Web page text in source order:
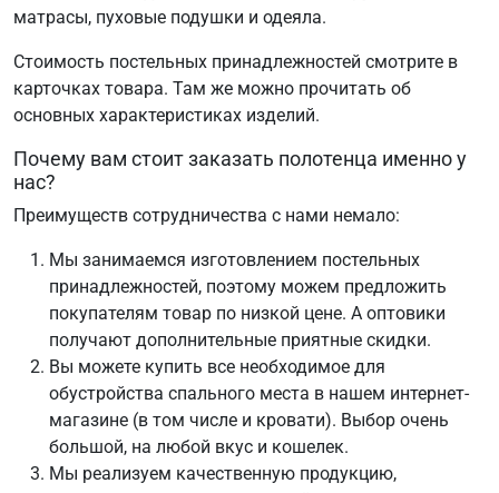
матрасы, пуховые подушки и одеяла.
Стоимость постельных принадлежностей смотрите в
карточках товара. Там же можно прочитать об
основных характеристиках изделий.
Почему вам стоит заказать полотенца именно у
нас?
Преимуществ сотрудничества с нами немало:
Мы занимаемся изготовлением постельных
принадлежностей, поэтому можем предложить
покупателям товар по низкой цене. А оптовики
получают дополнительные приятные скидки.
Вы можете купить все необходимое для
обустройства спального места в нашем интернет-
магазине (в том числе и кровати). Выбор очень
большой, на любой вкус и кошелек.
Мы реализуем качественную продукцию,